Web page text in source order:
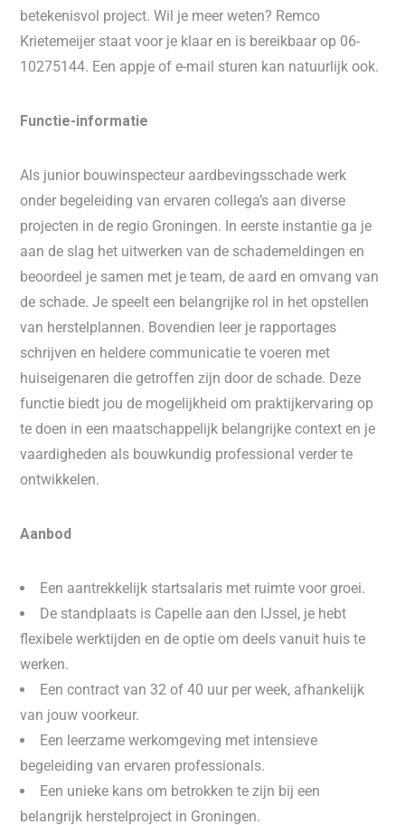
betekenisvol project. Wil je meer weten? Remco
Krietemeijer staat voor je klaar en is bereikbaar op 06-
10275144. Een appje of e-mail sturen kan natuurlijk ook.
Functie-informatie
Als junior bouwinspecteur aardbevingsschade werk
onder begeleiding van ervaren collega’s aan diverse
projecten in de regio Groningen. In eerste instantie ga je
aan de slag het uitwerken van de schademeldingen en
beoordeel je samen met je team, de aard en omvang van
de schade. Je speelt een belangrijke rol in het opstellen
van herstelplannen. Bovendien leer je rapportages
schrijven en heldere communicatie te voeren met
huiseigenaren die getroffen zijn door de schade. Deze
functie biedt jou de mogelijkheid om praktijkervaring op
te doen in een maatschappelijk belangrijke context en je
vaardigheden als bouwkundig professional verder te
ontwikkelen.
Aanbod
Een aantrekkelijk startsalaris met ruimte voor groei.
De standplaats is Capelle aan den IJssel, je hebt
flexibele werktijden en de optie om deels vanuit huis te
werken.
Een contract van 32 of 40 uur per week, afhankelijk
van jouw voorkeur.
Een leerzame werkomgeving met intensieve
begeleiding van ervaren professionals.
Een unieke kans om betrokken te zijn bij een
belangrijk herstelproject in Groningen.